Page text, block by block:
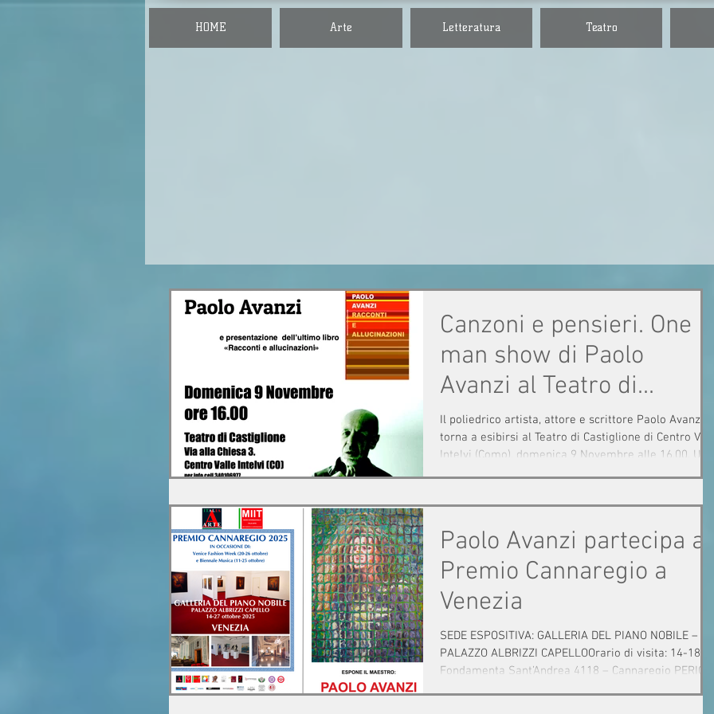
HOME Arte Letteratura Teatro
Canzoni e pensieri. One
man show di Paolo
Avanzi al Teatro di
Castiglione Intelvi.
Il poliedrico artista, attore e scrittore Paolo Avanzi
torna a esibirsi al Teatro di Castiglione di Centro
Intelvi (Como), domenica 9 Novembre alle 16.00. Un
quest’anno. Testi e musica sono dell’autore stesso
della nostra realtà, con particolare attenzione alla
comunicazione e alle relazioni sentimentali. Canzoni
ch
Paolo Avanzi partecipa al
Premio Cannaregio a
Venezia
SEDE ESPOSITIVA: GALLERIA DEL PIANO NOBILE –
PALAZZO ALBRIZZI CAPELLOOrario di visita: 14-18 –
Fondamenta Sant’Andrea 4118 – Cannaregio